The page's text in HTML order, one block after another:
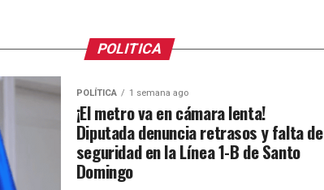
POLITICA
POLÍTICA 1 semana ago
¡El metro va en cámara lenta!
Diputada denuncia retrasos y falta de
seguridad en la Línea 1-B de Santo
Domingo